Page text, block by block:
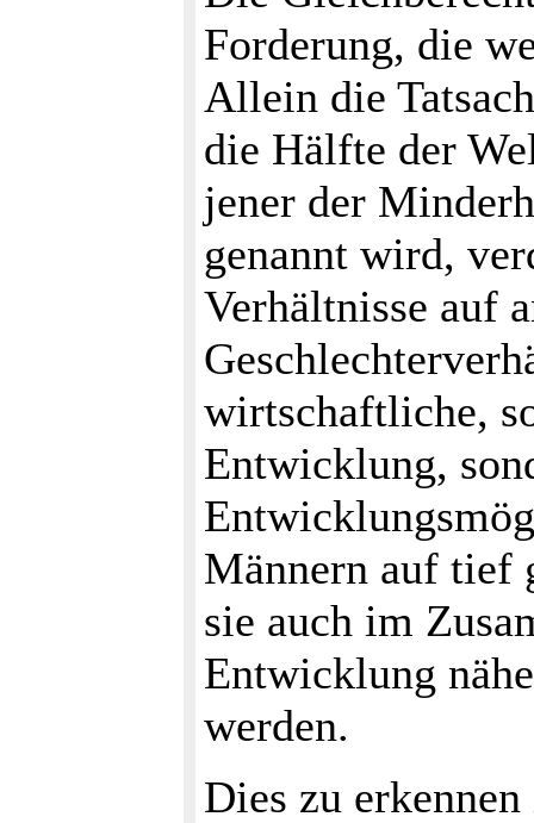
Forderung, die
Allein die
die Hälfte der
jener der
genannt wird,
Verhältnisse auf
wirtschaftliche,
Entwicklung,
Männern auf tief
sie auch im
Entwicklung
werden.
Dies zu